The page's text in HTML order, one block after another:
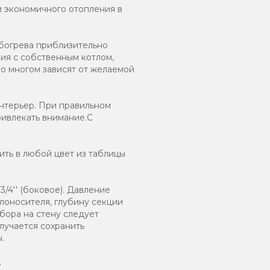
отопления в
приблизительно
с собственным котлом,
многом зависят от желаемой
При правильном
внимание.С
в любой цвет из таблицы
4'' (боковое). Давление
глубину секции
на стену следует
сохранить